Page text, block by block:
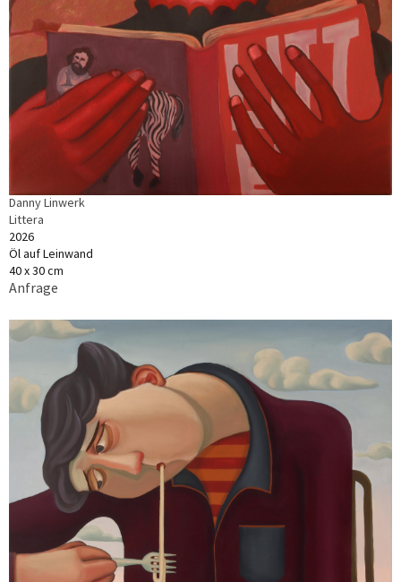
Danny Linwerk
Littera
2026
Öl auf Leinwand
40 x 30 cm
Anfrage